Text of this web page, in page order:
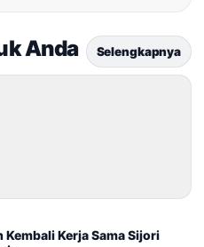
Anda Selengkapnya
Kerja Sama Sijori